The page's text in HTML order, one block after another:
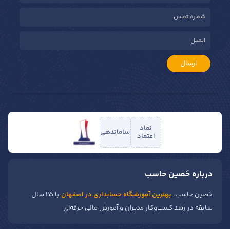
ارسال
نماد
اعتماد
ساماندهی
درباره حَصین حاسب
حَصین حاسب، بهترین آموزشگاه حسابداری در اصفهان
با ۲۵ سال
سابقه در رشد کسب‌وکار مدیران و آموزش مالی حرفه‌ای